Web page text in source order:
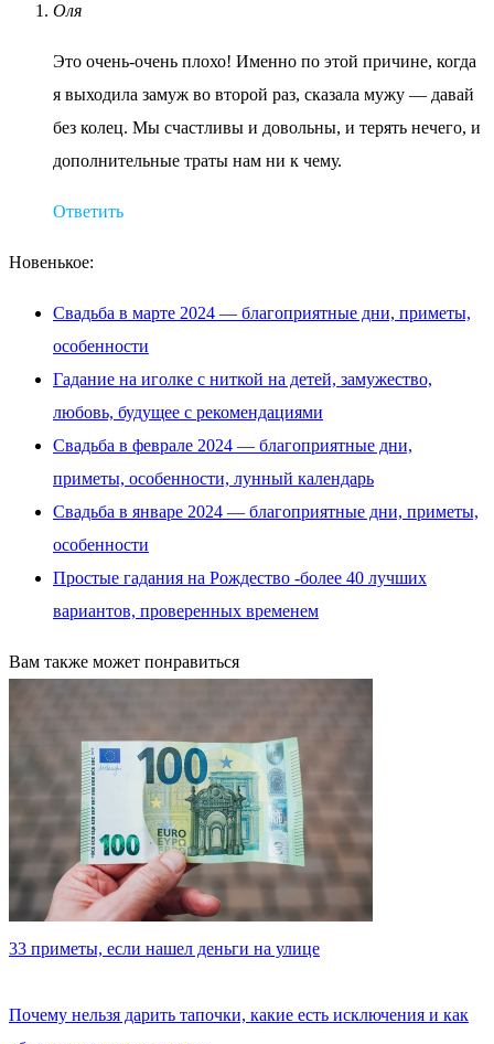
Оля
Это очень-очень плохо! Именно по этой причине, когда
я выходила замуж во второй раз, сказала мужу — давай
без колец. Мы счастливы и довольны, и терять нечего, и
дополнительные траты нам ни к чему.
Ответить
Новенькое:
Свадьба в марте 2024 — благоприятные дни, приметы,
особенности
Гадание на иголке с ниткой на детей, замужество,
любовь, будущее с рекомендациями
Свадьба в феврале 2024 — благоприятные дни,
приметы, особенности, лунный календарь
Свадьба в январе 2024 — благоприятные дни, приметы,
особенности
Простые гадания на Рождество -более 40 лучших
вариантов, проверенных временем
Вам также может понравиться
33 приметы, если нашел деньги на улице
Почему нельзя дарить тапочки, какие есть исключения и как